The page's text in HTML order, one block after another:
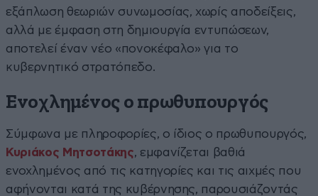
εξάπλωση θεωριών συνωμοσίας, χωρίς αποδείξεις,
αλλά με έμφαση στη δημιουργία εντυπώσεων,
αποτελεί έναν νέο «πονοκέφαλο» για το
κυβερνητικό στρατόπεδο.
Ενοχλημένος ο πρωθυπουργός
Σύμφωνα με πληροφορίες, ο ίδιος ο πρωθυπουργός,
Κυριάκος Μητσοτάκης, εμφανίζεται βαθιά
ενοχλημένος από τις κατηγορίες και τις αιχμές που
αφήνονται κατά της κυβέρνησης, παρουσιάζοντάς